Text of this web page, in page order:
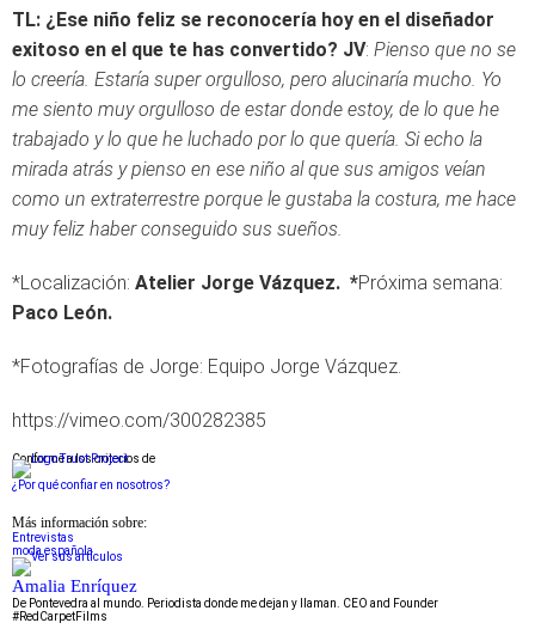
TL: ¿Ese niño feliz se reconocería hoy en el diseñador
exitoso en el que te has convertido? JV: Pienso que no se
lo creería. Estaría super orgulloso, pero alucinaría mucho. Yo
me siento muy orgulloso de estar donde estoy, de lo que he
trabajado y lo que he luchado por lo que quería. Si echo la
mirada atrás y pienso en ese niño al que sus amigos veían
como un extraterrestre porque le gustaba la costura, me hace
muy feliz haber conseguido sus sueños.
*Localización: Atelier Jorge Vázquez. *Próxima semana:
Paco León.
*Fotografías de Jorge: Equipo Jorge Vázquez.
https://vimeo.com/300282385
Conforme a los criterios de
¿Por qué confiar en nosotros?
Más información sobre:
Entrevistas
moda española
Amalia Enríquez
De Pontevedra al mundo. Periodista donde me dejan y llaman. CEO and Founder
#RedCarpetFilms